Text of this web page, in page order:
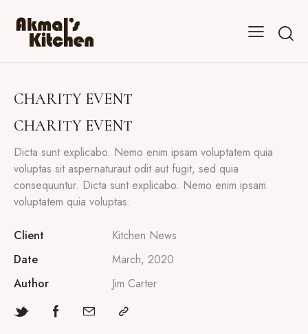
CHARITY EVENT
CHARITY EVENT
Dicta sunt explicabo. Nemo enim ipsam voluptatem quia
voluptas sit aspernaturaut odit aut fugit, sed quia
consequuntur. Dicta sunt explicabo. Nemo enim ipsam
voluptatem quia voluptas.
Client
Kitchen News
Date
March, 2020
Author
Jim Carter